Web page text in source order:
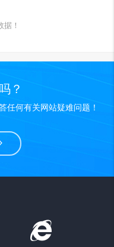
！
？
任何有关网站疑难问题！